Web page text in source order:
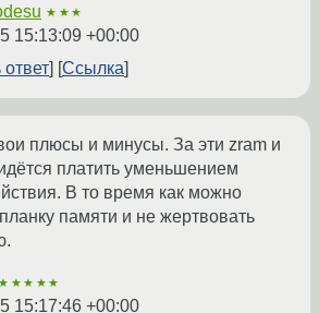
★★★
15:13:09 +00:00
ответ
Ссылка
плюсы и минусы. За эти zram и
платить уменьшением
В то время как можно
памяти и не жертвовать
★★★★★
15:17:46 +00:00